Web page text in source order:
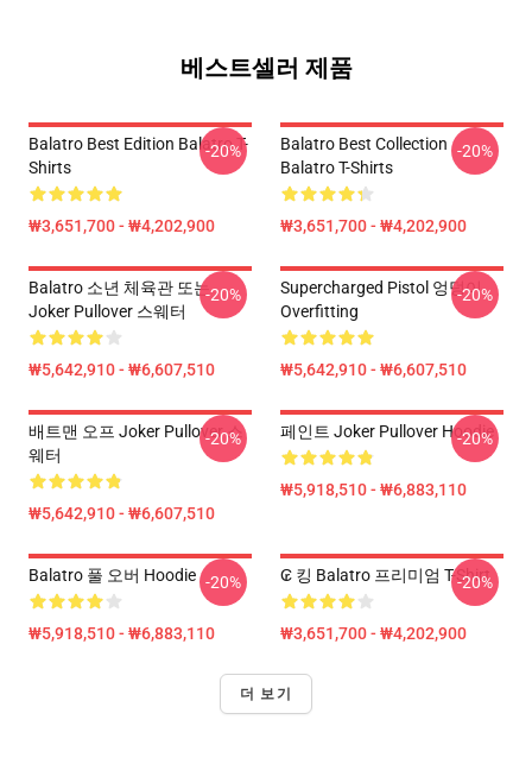
베스트셀러 제품
Balatro Best Edition Balatro T-
Shirts
₩3,651,700 - ₩4,202,900
-20%
Balatro Best Collection
Balatro T-Shirts
₩3,651,700 - ₩4,202,900
-20%
Balatro 소년 체육관 또는
Joker Pullover 스웨터
₩5,642,910 - ₩6,607,510
-20%
Supercharged Pistol 엉덩이
Overfitting
₩5,642,910 - ₩6,607,510
-20%
배트맨 오프 Joker Pullover 스
웨터
₩5,642,910 - ₩6,607,510
-20% 페인트 Joker Pullover Hoodie
₩5,918,510 - ₩6,883,110
-20%
Balatro 풀 오버 Hoodie
₩5,918,510 - ₩6,883,110
-20% ₢ 킹 Balatro 프리미엄 T-Shirt
₩3,651,700 - ₩4,202,900
-20%
더 보기